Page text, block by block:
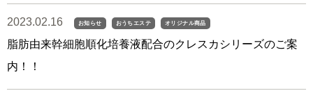
2023.02.16 お知らせ おうちエステ オリジナル商品
脂肪由来幹細胞順化培養液配合のクレスカシリーズのご案
内！！